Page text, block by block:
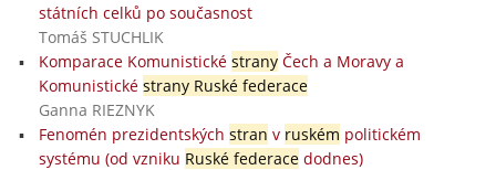
státních celků po současnost
Tomáš STUCHLIK
Komparace Komunistické stranyČech a Moravy a
Komunistické strany Ruské federace
Ganna RIEZNYK
Fenomén prezidentských stran v ruském politickém
systému (od vzniku Ruské federacedodnes)